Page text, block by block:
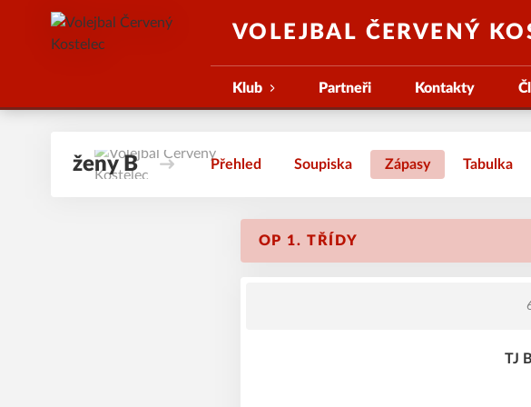
VOLEJBAL ČERVENÝ
Klub Partneři Kontakty
ženy B Přehled Soupiska Zápasy Tabulka
OP 1. TŘÍDY
TJ